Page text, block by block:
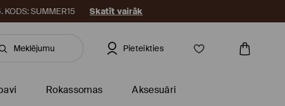
SUMMER15 Skatīt vairāk
Pieteikties
Rokassomas Aksesuāri